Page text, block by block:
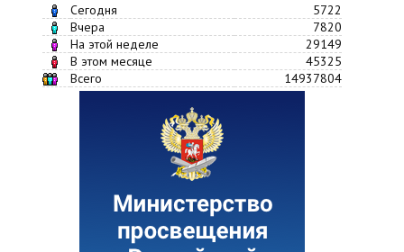
Сегодня
5722
Вчера
7820
На этой неделе
29149
В этом месяце
45325
Всего
14937804